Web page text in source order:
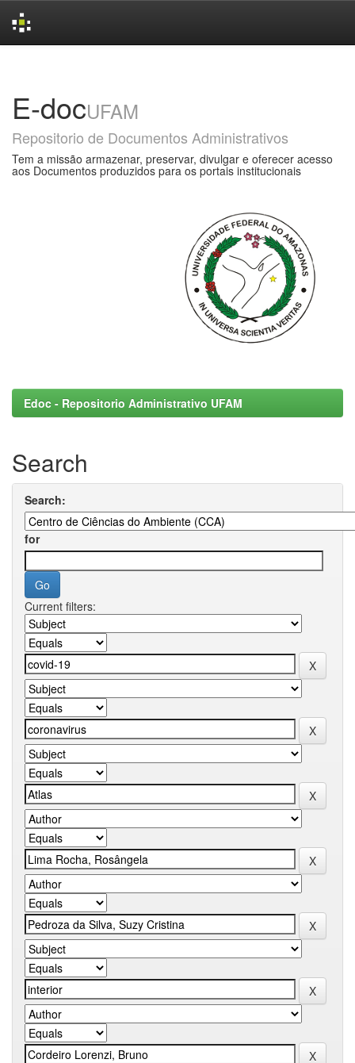
E-docUFAM
Repositorio de Documentos Administrativos
Tem a missão armazenar, preservar, divulgar e oferecer acesso
aos Documentos produzidos para os portais institucionais
Edoc - Repositorio Administrativo UFAM
Search
Search:
for
Current filters: